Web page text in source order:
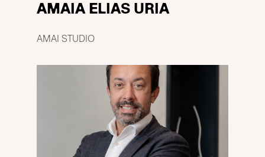
AMAIA ELIAS URIA
AMAI STUDIO